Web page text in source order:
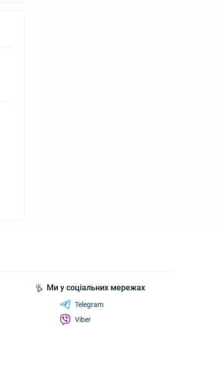
Ми у соціальних мережах
Telegram
Viber